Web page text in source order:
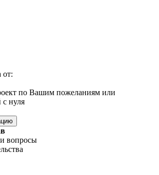
от:
по Вашим пожеланиям или
с нуля
вопросы